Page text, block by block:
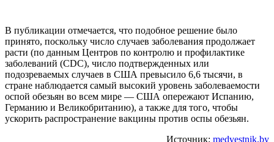
В публикации отмечается, что подобное решение было
принято, поскольку число случаев заболевания продолжает
расти (по данным Центров по контролю и профилактике
заболеваний (CDC), число подтвержденных или
подозреваемых случаев в США превысило 6,6 тысячи, в
стране наблюдается самый высокий уровень заболеваемости
оспой обезьян во всем мире — США опережают Испанию,
Германию и Великобританию), а также для того, чтобы
ускорить распространение вакцины против оспы обезьян.
Источник: medvestnik.by